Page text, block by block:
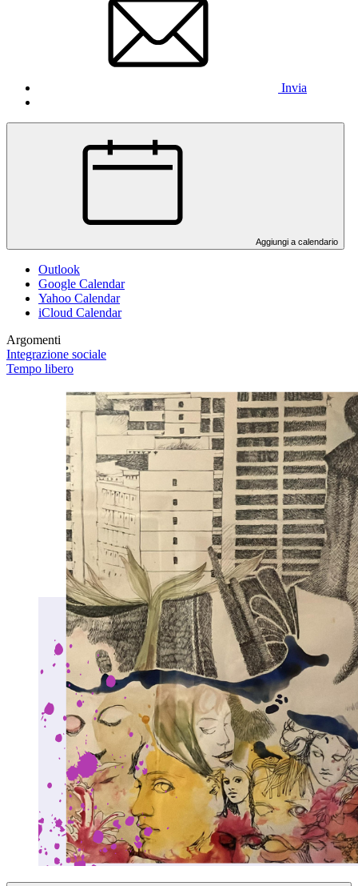
Invia
Aggiungi a calendario
Outlook
Google Calendar
Yahoo Calendar
iCloud Calendar
Argomenti
Integrazione sociale
Tempo libero